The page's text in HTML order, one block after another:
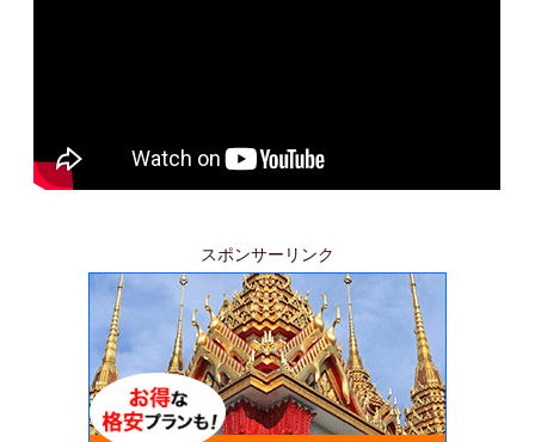
スポンサーリンク